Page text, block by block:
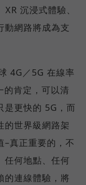
沉浸式體驗、
動網路將成為支
4G／5G 在線率
肯定，可以清
是更快的 5G，而
的世界級網路架
–真正重要的，不
任何地點、任何
的連線體驗，將